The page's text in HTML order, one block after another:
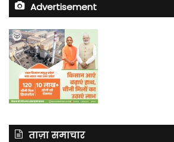
Advertisement
ताज़ा समाचार